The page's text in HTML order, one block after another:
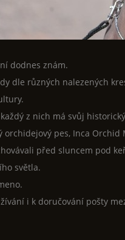
dodnes znám.
dle různých nalezených
z nich má svůj
pes, Inca
před sluncem pod
světla.
i k doručování pošty